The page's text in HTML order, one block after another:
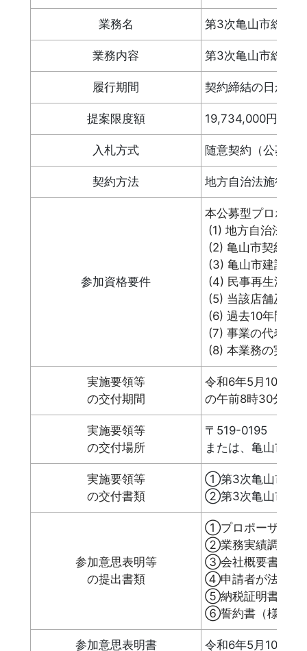
業務名 第3次亀山市総合
業務内容 第3次亀山市総合
履行期間 契約締結の日から
提案限度額 19,734,000円（消
入札方式 随意契約（公募型
契約方法 地方自治法施行令
参加資格要件
本公募型プロポー
(1) 地方自治法施
(2) 亀山市契約規
(3) 亀山市建設工
(4) 民事再生法（
(5) 当該店舗及び
(6) 過去10年間（
(7) 事業の代表者
(8) 本業務の実施
実施要領等
の交付期間
令和6年5月10日（
の午前8時30分か
実施要領等
の交付場所
〒519-0195 三重
または、亀山市の
実施要領等
の交付書類
①第3次亀山市総合
②第3次亀山市総
参加意思表明等
の提出書類
①プロポー
②業務
③会社概要
④申請者が法
⑤納税証明書（
⑥誓
参加意思表明書
令和6年5月10日（